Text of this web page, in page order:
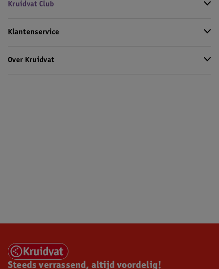
Kruidvat Club
Klantenservice
Over Kruidvat
Steeds verrassend, altijd voordelig!